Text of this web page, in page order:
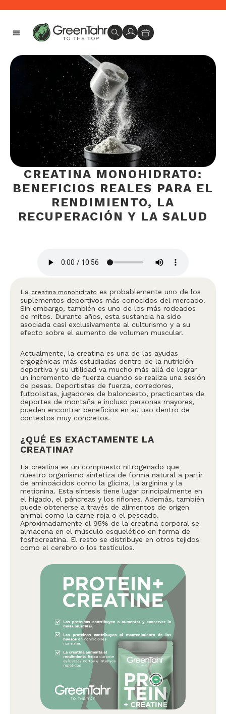
CREATINA MONOHIDRATO:
BENEFICIOS REALES PARA EL
RENDIMIENTO, LA
RECUPERACIÓN Y LA SALUD
La creatina monohidrato es probablemente uno de los
suplementos deportivos más conocidos del mercado.
Sin embargo, también es uno de los más rodeados
de mitos. Durante años, esta sustancia ha sido
asociada casi exclusivamente al culturismo y a su
efecto sobre el aumento de volumen muscular.
Actualmente, la creatina es una de las ayudas
ergogénicas más estudiadas dentro de la nutrición
deportiva y su utilidad va mucho más allá de lograr
un incremento de fuerza cuando se realiza una sesión
de pesas. Deportistas de fuerza, corredores,
futbolistas, jugadores de baloncesto, practicantes de
deportes de montaña e incluso personas mayores,
pueden encontrar beneficios en su uso dentro de
contextos muy concretos.
¿QUÉ ES EXACTAMENTE LA
CREATINA?
La creatina es un compuesto nitrogenado que
nuestro organismo sintetiza de forma natural a partir
de aminoácidos como la glicina, la arginina y la
metionina. Esta síntesis tiene lugar principalmente en
el hígado, el páncreas y los riñones. Además, también
puede obtenerse a través de alimentos de origen
animal como la carne roja o el pescado.
Aproximadamente el 95% de la creatina corporal se
almacena en el músculo esquelético en forma de
fosfocreatina. El resto se distribuye en otros tejidos
como el cerebro o los testículos.